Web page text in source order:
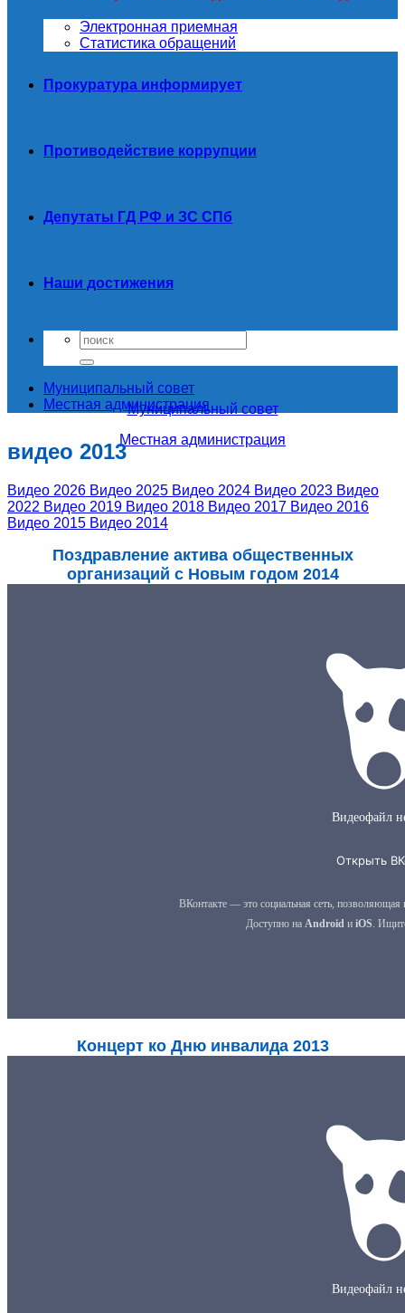
Электронная приемная
Статистика обращений
Прокуратура информирует
Противодействие коррупции
Депутаты ГД РФ и ЗС СПб
Наши достижения
Муниципальный совет
Местная администрация
Муниципальный совет
Местная администрация
видео 2013
Видео 2026 Видео 2025 Видео 2024 Видео 2023 Видео
2022 Видео 2019 Видео 2018 Видео 2017 Видео 2016
Видео 2015 Видео 2014
Поздравление актива общественных
организаций с Новым годом 2014
Концерт ко Дню инвалида 2013